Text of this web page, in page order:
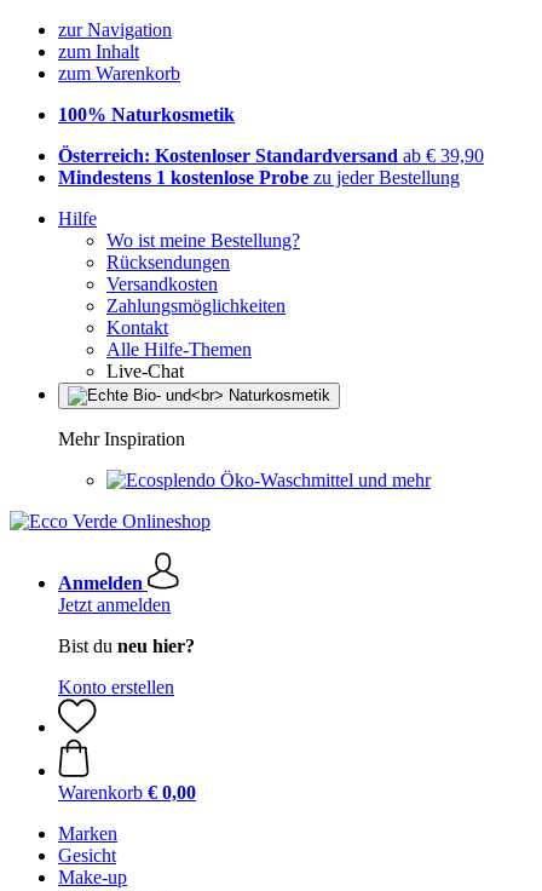
zur Navigation
zum Inhalt
zum Warenkorb
100% Naturkosmetik
Österreich: Kostenloser Standardversand ab € 39,90
Mindestens 1 kostenlose Probe zu jeder Bestellung
Hilfe
Wo ist meine Bestellung?
Rücksendungen
Versandkosten
Zahlungsmöglichkeiten
Kontakt
Alle Hilfe-Themen
Live-Chat
Mehr Inspiration
Öko-Waschmittel und mehr
Anmelden
Jetzt anmelden
Bist du neu hier?
Konto erstellen
Warenkorb € 0,00
Marken
Gesicht
Make-up